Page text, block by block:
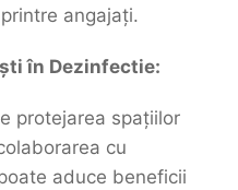
angajați.
în Dezinfectie:
protejarea spațiilor
cu
aduce beneficii